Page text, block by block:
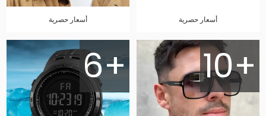
أسعار حصرية أسعار حصرية
10+
6+